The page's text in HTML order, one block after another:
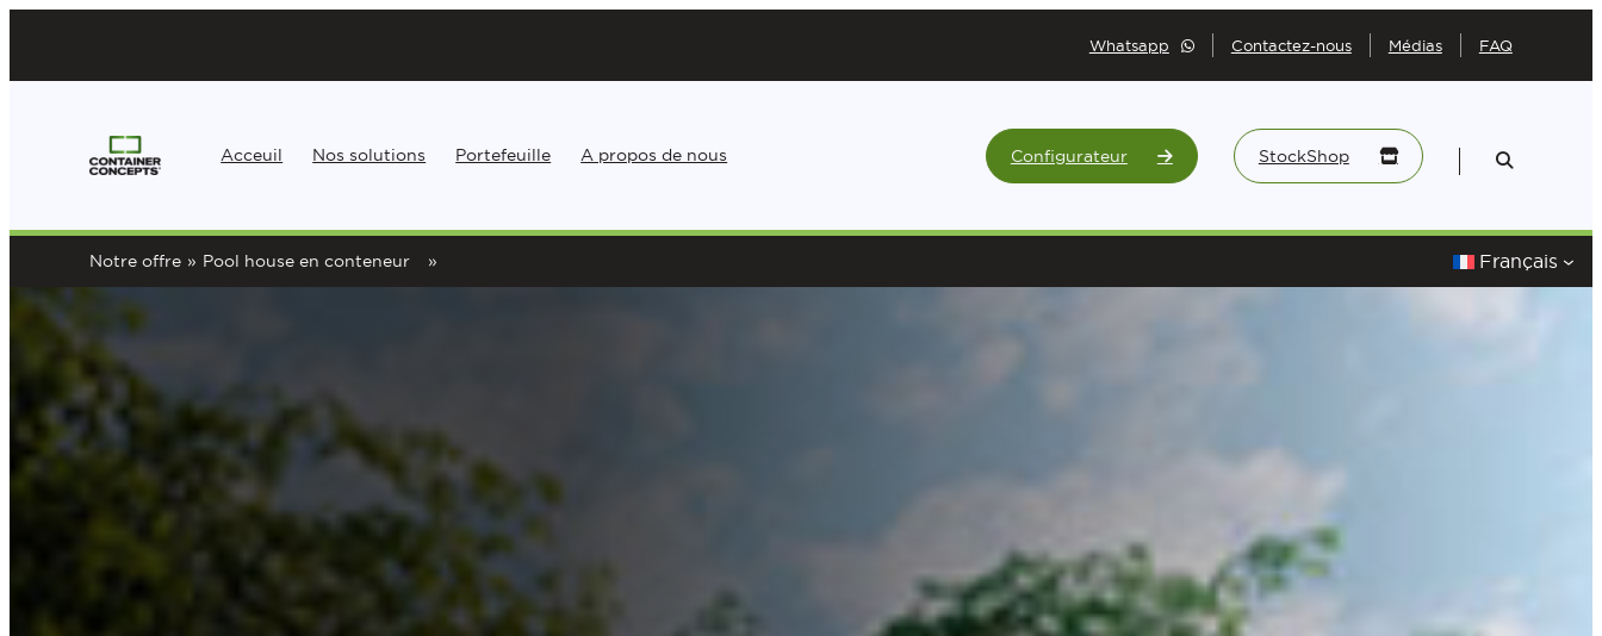
au
Whatsapp Contactez-nous Médias FAQ
Acceuil Nos solutions Portefeuille A propos de nous Configurateur StockShop
Notre offre » Pool house en conteneur Français